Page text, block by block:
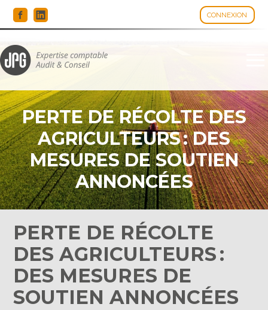
CONNEXION
Aller
au
PERTE DE RÉCOLTE DES
AGRICULTEURS : DES
MESURES DE SOUTIEN
ANNONCÉES
PERTE DE RÉCOLTE
DES AGRICULTEURS :
DES MESURES DE
SOUTIEN ANNONCÉES